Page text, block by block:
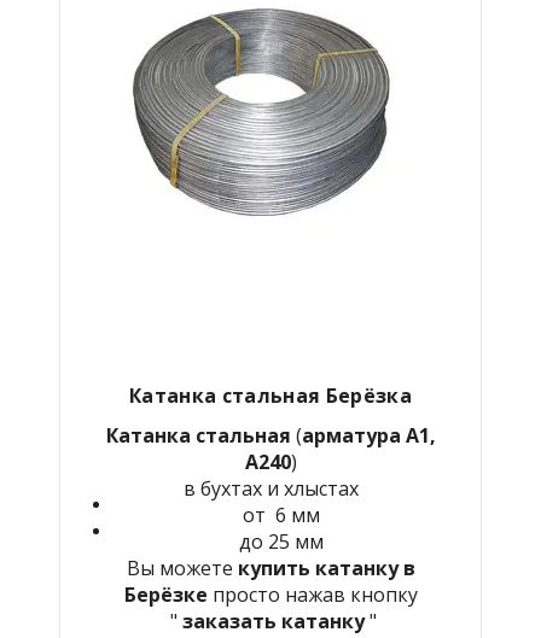
Катанка стальная Берёзка
Катанка стальная (арматура А1,
А240)
в бухтах и хлыстах
от 6 мм
до 25 мм
Вы можете купить катанку в
Берёзке просто нажав кнопку
" заказать катанку"